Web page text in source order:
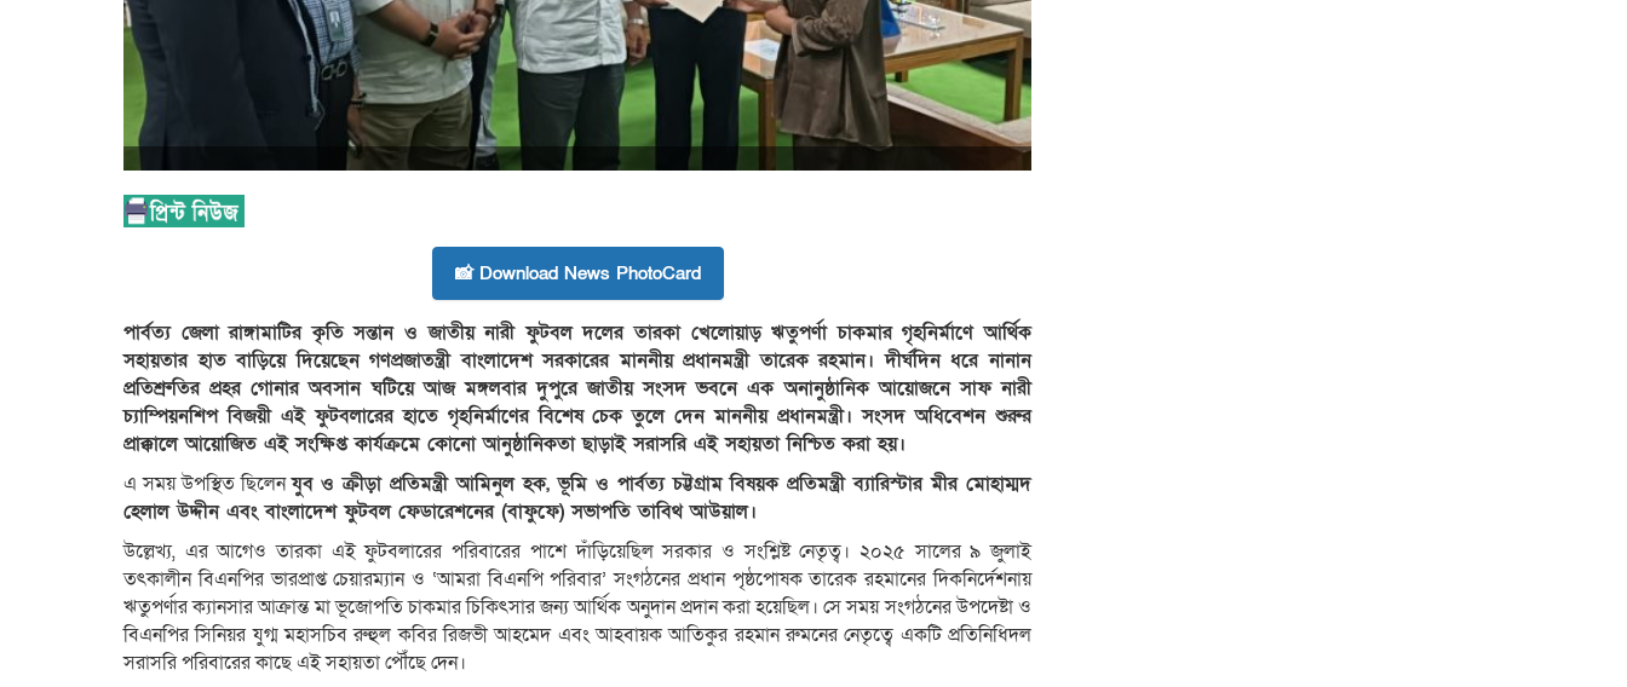
📸 Download News PhotoCard
পার্বত্য জেলা রাঙ্গামাটির কৃতি সন্তান ও জাতীয় নারী ফুটবল দলের তারকা খেলোয়াড় ঋতুপর্ণা চাকমার গৃহনির্মাণে আর্থিক
সহায়তার হাত বাড়িয়ে দিয়েছেন গণপ্রজাতন্ত্রী বাংলাদেশ সরকারের মাননীয় প্রধানমন্ত্রী তারেক রহমান। দীর্ঘদিন ধরে নানান
প্রতিশ্রুতির প্রহর গোনার অবসান ঘটিয়ে আজ মঙ্গলবার দুপুরে জাতীয় সংসদ ভবনে এক অনানুষ্ঠানিক আয়োজনে সাফ নারী
চ্যাম্পিয়নশিপ বিজয়ী এই ফুটবলারের হাতে গৃহনির্মাণের বিশেষ চেক তুলে দেন মাননীয় প্রধানমন্ত্রী। সংসদ অধিবেশন শুরুর
প্রাক্কালে আয়োজিত এই সংক্ষিপ্ত কার্যক্রমে কোনো আনুষ্ঠানিকতা ছাড়াই সরাসরি এই সহায়তা নিশ্চিত করা হয়।
এ সময় উপস্থিত ছিলেনযুব ও ক্রীড়া প্রতিমন্ত্রী আমিনুল হক, ভূমি ও পার্বত্য চট্টগ্রাম বিষয়ক প্রতিমন্ত্রী ব্যারিস্টার মীর মোহাম্মদ
হেলাল উদ্দীন এবং বাংলাদেশ ফুটবল ফেডারেশনের (বাফুফে) সভাপতি তাবিথ আউয়াল।
উল্লেখ্য, এর আগেও তারকা এই ফুটবলারের পরিবারের পাশে দাঁড়িয়েছিল সরকার ও সংশ্লিষ্ট নেতৃত্ব। ২০২৫ সালের ৯ জুলাই
তৎকালীন বিএনপির ভারপ্রাপ্ত চেয়ারম্যান ও ‘আমরা বিএনপি পরিবার’ সংগঠনের প্রধান পৃষ্ঠপোষক তারেক রহমানের দিকনির্দেশনায়
ঋতুপর্ণার ক্যানসার আক্রান্ত মা ভূজোপতি চাকমার চিকিৎসার জন্য আর্থিক অনুদান প্রদান করা হয়েছিল। সে সময় সংগঠনের উপদেষ্টা ও
বিএনপির সিনিয়র যুগ্ম মহাসচিব রুহুল কবির রিজভী আহমেদ এবং আহবায়ক আতিকুর রহমান রুমনের নেতৃত্বে একটি প্রতিনিধিদল
সরাসরি পরিবারের কাছে এই সহায়তা পৌঁছে দেন।